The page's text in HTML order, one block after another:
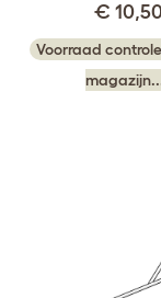
€
Voorraad